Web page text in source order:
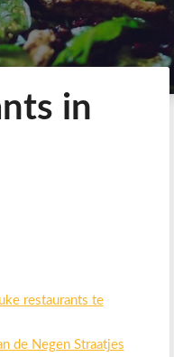
in
restaurants te
de Negen Straatjes